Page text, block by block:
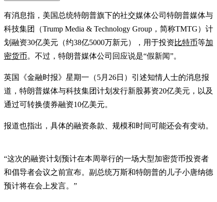
有消息指，美国总统特朗普旗下的社交媒体公司特朗普媒体与
科技集团（Trump Media & Technology Group，简称TMTG）计
划融资30亿美元（约38亿5000万新元），用于投资比特币等加
密货币。不过，特朗普媒体公司回应说是“假新闻”。
英国《金融时报》星期一（5月26日）引述知情人士的消息报
道，特朗普媒体与科技集团计划发行新股募资20亿美元，以及
通过可转换债券融资10亿美元。
报道也指出，具体的融资条款、规模和时间可能还会有变动。
“这次的融资计划预计在本周举行的一场大型加密货币投资者
和倡导者会议之前宣布。副总统万斯和特朗普的儿子小唐纳德
预计将在会上发言。”